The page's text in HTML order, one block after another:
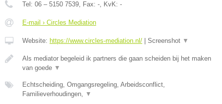
Tel: 06 – 5150 7539, Fax: -, KvK: -
E-mail › Circles Mediation
Website: https://www.circles-mediation.nl/ Screenshot ▼
Als mediator begeleid ik partners die gaan scheiden bij het maken
van goede ▼
Echtscheiding, Omgangsregeling, Arbeidsconflict,
Familieverhoudingen, ▼